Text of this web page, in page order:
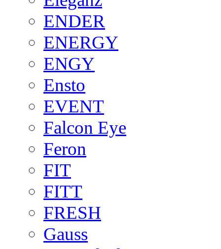
ENDER
ENERGY
ENGY
Ensto
EVENT
Falcon Eye
Feron
FIT
FITT
FRESH
Gauss